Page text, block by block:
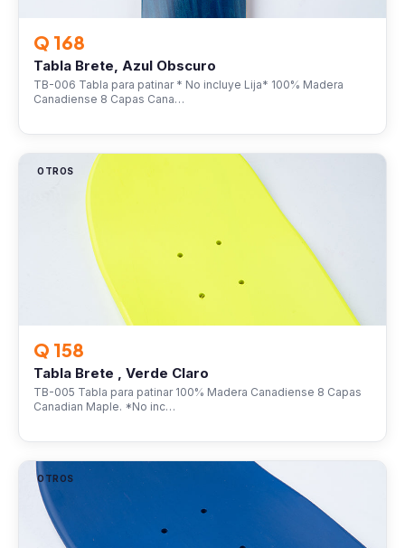
Q 168
Tabla Brete, Azul Obscuro
TB-006 Tabla para patinar * No incluye Lija* 100% Madera
Canadiense 8 Capas Cana…
OTROS
Q 158
Tabla Brete , Verde Claro
TB-005 Tabla para patinar 100% Madera Canadiense 8 Capas
Canadian Maple. *No inc…
OTROS